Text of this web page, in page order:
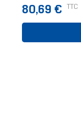
Prix
80,69 € TTC